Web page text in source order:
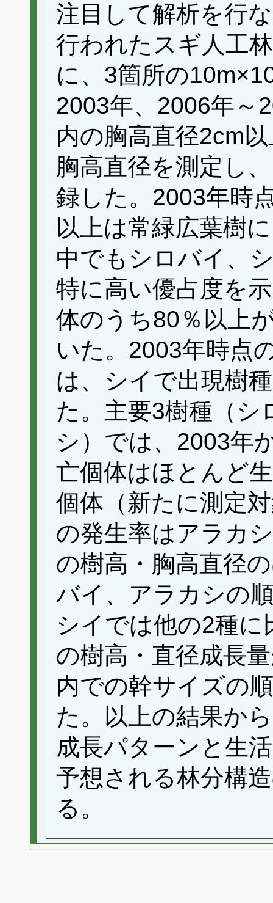
注目して解析を行
行われたスギ人工
に、3箇所の
2003年、2006年～
内の胸高直径2cm
胸高直径を測定し
録した。2003年時
以上は常緑広葉樹
中でもシロバイ、
特に高い優占度を
体のうち80％以上
いた。2003年時点
は、シイで出現樹
た。主要3樹種（シ
シ）では、2003年
亡個体はほとんど
個体（新たに測定
の発生率はアラカ
の樹高・胸高直径
バイ、アラカシの
シイでは他の2種
の樹高・直径成長
内での幹サイズの
た。以上の結果か
成長パターンと生
予想される林分構
る。